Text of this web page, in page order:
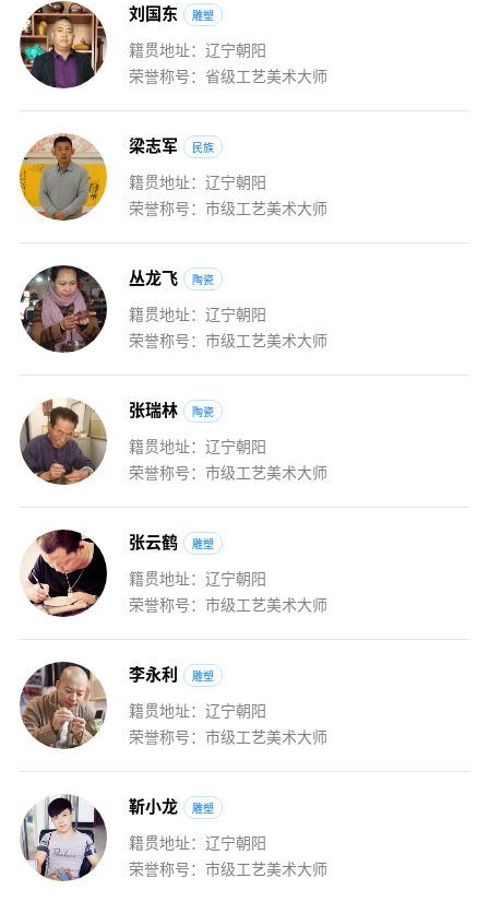
刘国东 雕塑
籍贯地址：辽宁朝阳
荣誉称号：省级工艺美术大师
梁志军 民族
籍贯地址：辽宁朝阳
荣誉称号：市级工艺美术大师
丛龙飞 陶瓷
籍贯地址：辽宁朝阳
荣誉称号：市级工艺美术大师
张瑞林 陶瓷
籍贯地址：辽宁朝阳
荣誉称号：市级工艺美术大师
张云鹤 雕塑
籍贯地址：辽宁朝阳
荣誉称号：市级工艺美术大师
李永利 雕塑
籍贯地址：辽宁朝阳
荣誉称号：市级工艺美术大师
靳小龙 雕塑
籍贯地址：辽宁朝阳
荣誉称号：市级工艺美术大师